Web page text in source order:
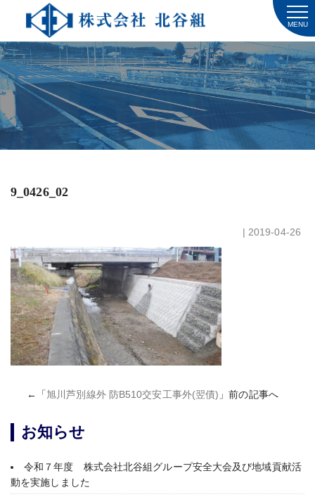
MENU
9_0426_02
| 2019-04-26
←「旭川芦別線外 防B510交安工事外(翌債) 」前の記事へ
お知らせ
令和７年度 株式会社北谷組グループ安全大会及び地域貢献活
動を実施しました